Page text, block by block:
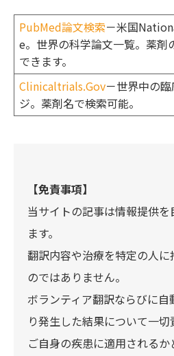
PubMed論文検索－米国
e。世界の科学論文一覧。薬剤
できます。
Clinicaltrials.Gov－世界中の
ジ。薬剤名で検索可能。
【免責事項】
当サイトの記事は情報提供
ます。
翻訳内容や治療を特定の人
のではありません。
ボランティア翻訳ならびに
り発生した結果について一切
ご自身の疾患に適用される